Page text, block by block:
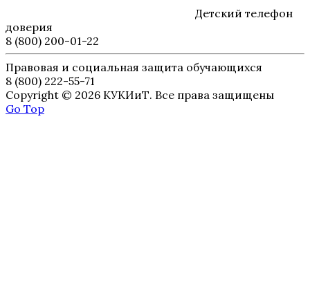
Детский телефон
доверия
8 (800) 200-01-22
Правовая и социальная защита обучающихся
8 (800) 222-55-71
Copyright © 2026 КУКИиТ. Все права защищены
Go Top